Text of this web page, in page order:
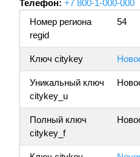
Телефон: +7 800-1-000-000
Номер региона
regid
54
Ключ citykey
Уникальный ключ
citykey_u
Полный ключ
citykey_f